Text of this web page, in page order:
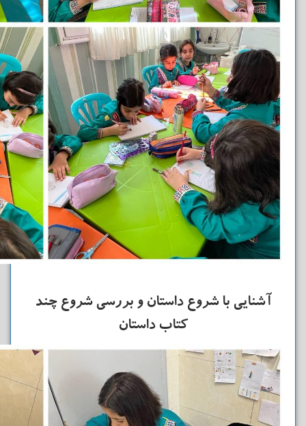
آشنایی با شروع داستان و بررسی شروع چند
کتاب داستان